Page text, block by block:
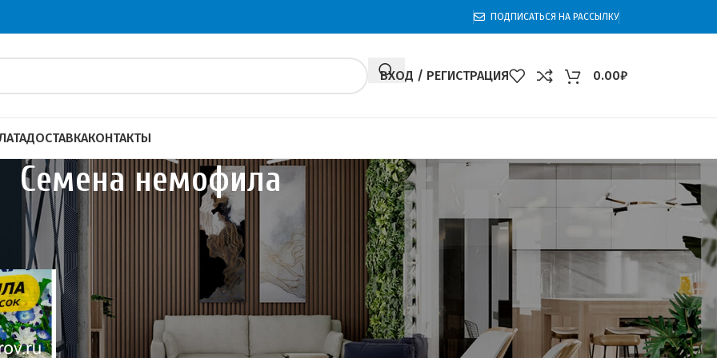
ПОДПИСАТЬСЯ НА РАССЫЛКУ
ВХОД / РЕГИСТРАЦИЯ 0.00₽
ДОСТАВКАКОНТАКТЫ
Семена немофила
сидераты Семена цветов
Семена немофила
60